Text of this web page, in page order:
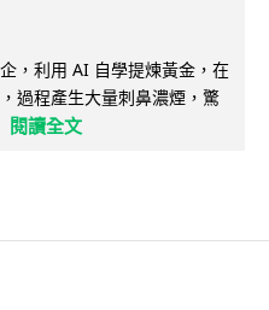
，利用 AI 自學提煉黃金，在
過程產生大量刺鼻濃煙，驚
閱讀全文